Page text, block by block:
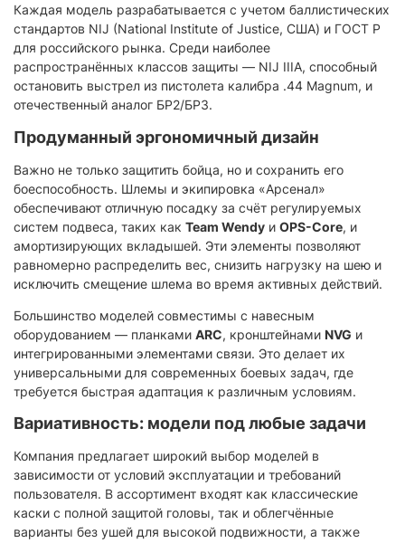
Каждая модель разрабатывается с учетом баллистических
стандартов NIJ (National Institute of Justice, США) и ГОСТ Р
для российского рынка. Среди наиболее
распространённых классов защиты — NIJ IIIA, способный
остановить выстрел из пистолета калибра .44 Magnum, и
отечественный аналог БР2/БР3.
Продуманный эргономичный дизайн
Важно не только защитить бойца, но и сохранить его
боеспособность. Шлемы и экипировка «Арсенал»
обеспечивают отличную посадку за счёт регулируемых
систем подвеса, таких как Team Wendy и OPS-Core, и
амортизирующих вкладышей. Эти элементы позволяют
равномерно распределить вес, снизить нагрузку на шею и
исключить смещение шлема во время активных действий.
Большинство моделей совместимы с навесным
оборудованием — планками ARC, кронштейнами NVG и
интегрированными элементами связи. Это делает их
универсальными для современных боевых задач, где
требуется быстрая адаптация к различным условиям.
Вариативность: модели под любые задачи
Компания предлагает широкий выбор моделей в
зависимости от условий эксплуатации и требований
пользователя. В ассортимент входят как классические
каски с полной защитой головы, так и облегчённые
варианты без ушей для высокой подвижности, а также